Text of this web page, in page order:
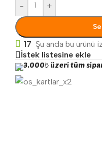
- +
17 Şu anda bu ürünü
İstek listesine ekle
3.000₺ üzeri tüm